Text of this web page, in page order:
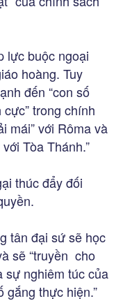
lực buộc ngoại
hoàng. Tuy
đến “con số
trong chính
mái” với Rôma và
Tòa Thánh.”
thúc đẩy đối
tân đại sứ sẽ học
sẽ “truyền cho
sự nghiêm túc của
thực hiện.”